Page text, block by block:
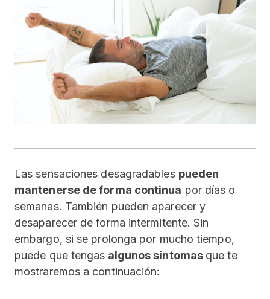
Las sensaciones desagradables pueden
mantenerse de forma continua por días o
semanas. También pueden aparecer y
desaparecer de forma intermitente. Sin
embargo, si se prolonga por mucho tiempo,
puede que tengas algunos síntomas que te
mostraremos a continuación: